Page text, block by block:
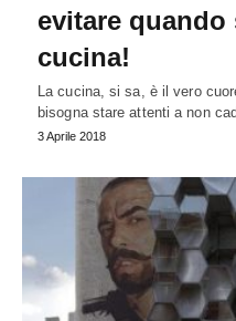
evitare
cucina!
La cucina, si sa, è il vero
bisogna stare attenti a non
3 Aprile 2018